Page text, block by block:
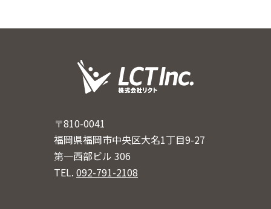
〒810-0041
福岡県福岡市中央区大名1丁目9-27
第一西部ビル 306
TEL.092-791-2108